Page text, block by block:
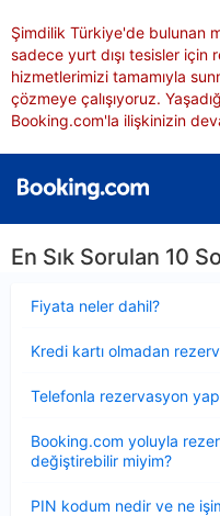
Şimdilik Türkiye'de bulunan
sadece yurt dışı tesisler
hizmetlerimizi tamamıyla
çözmeye çalışıyoruz.
Booking.com'la ilişkinizin
En Sık Sorulan 10
Fiyata neler dahil?
Kredi kartı olmadan
Telefonla rezervasyon
Booking.com yoluyla
değiştirebilir miyim?
PIN kodum nedir ve ne